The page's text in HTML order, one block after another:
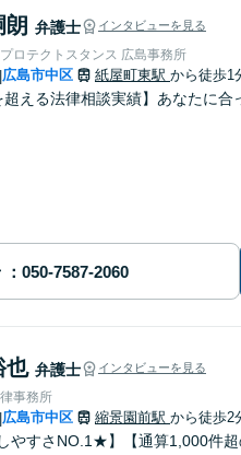
弁護士 インタビューを見る
ロテクトスタンス 広島事務所
|広島市中区 紙屋町東駅 から徒歩1
超える法律相談実績】あなたに
也 弁護士 インタビューを見る
事務所
|広島市中区 縮景園前駅 から徒歩2
やすさNO.1★】【通算1,000件